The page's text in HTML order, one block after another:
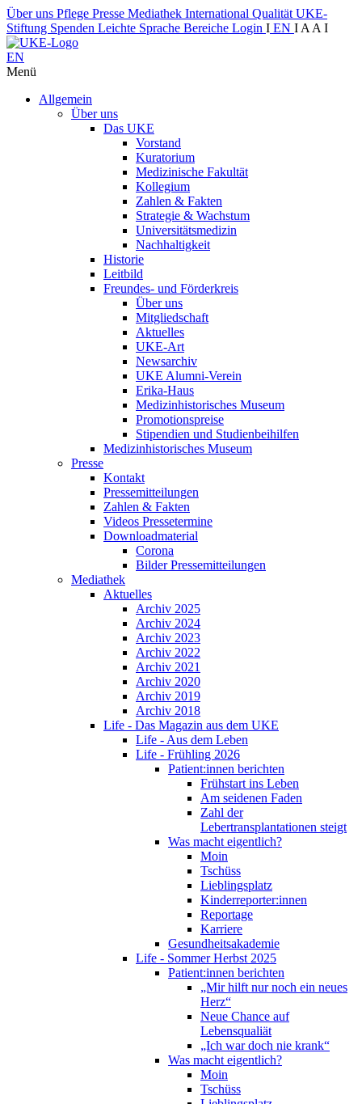
Über uns Pflege Presse Mediathek International Qualität UKE-
Stiftung Spenden Leichte Sprache Bereiche Login I EN I A A I
EN
Menü
Allgemein
Über uns
Das UKE
Vorstand
Kuratorium
Medizinische Fakultät
Kollegium
Zahlen & Fakten
Strategie & Wachstum
Universitätsmedizin
Nachhaltigkeit
Historie
Leitbild
Freundes- und Förderkreis
Über uns
Mitgliedschaft
Aktuelles
UKE-Art
Newsarchiv
UKE Alumni-Verein
Erika-Haus
Medizinhistorisches Museum
Promotionspreise
Stipendien und Studienbeihilfen
Medizinhistorisches Museum
Presse
Kontakt
Pressemitteilungen
Zahlen & Fakten
Videos Pressetermine
Downloadmaterial
Corona
Bilder Pressemitteilungen
Mediathek
Aktuelles
Archiv 2025
Archiv 2024
Archiv 2023
Archiv 2022
Archiv 2021
Archiv 2020
Archiv 2019
Archiv 2018
Life - Das Magazin aus dem UKE
Life - Aus dem Leben
Life - Frühling 2026
Patient:innen berichten
Frühstart ins Leben
Am seidenen Faden
Zahl der
Lebertransplantationen steigt
Was macht eigentlich?
Moin
Tschüss
Lieblingsplatz
Kinderreporter:innen
Reportage
Karriere
Gesundheitsakademie
Life - Sommer Herbst 2025
Patient:innen berichten
„Mir hilft nur noch ein neues
Herz“
Neue Chance auf
Lebensqualiät
„Ich war doch nie krank“
Was macht eigentlich?
Moin
Tschüss